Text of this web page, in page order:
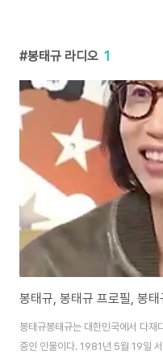
봉태규 라디오 1
봉태규봉태규는 대한민국에서 다
중인 인물이다. 1981년 5월 19일